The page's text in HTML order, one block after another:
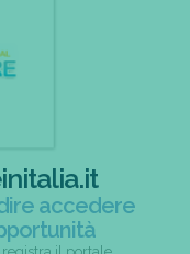
accedere